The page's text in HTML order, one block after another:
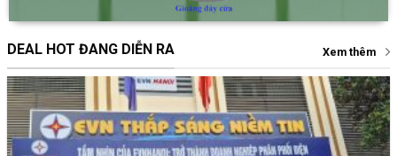
DEAL HOT ĐANG DIỄN RA Xem thêm